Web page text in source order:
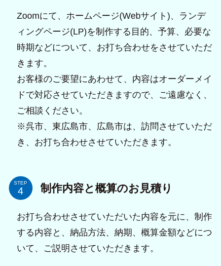
Zoomにて、ホームページ(Webサイト)、ランデ
ィングページ(LP)を制作する目的、予算、必要な
時期などについて、お打ち合わせをさせていただ
きます。
お客様のご要望にあわせて、内容はオーダーメイ
ドで対応させていただきますので、ご遠慮なく、
ご相談ください。
※呉市、東広島市、広島市は、訪問させていただ
き、お打ち合わせさせていただきます。
STEP 制作内容と概算のお見積り
お打ち合わせさせていただいた内容を元に、制作
する内容と、納品方法、納期、概算金額などにつ
いて、ご説明させていただきます。